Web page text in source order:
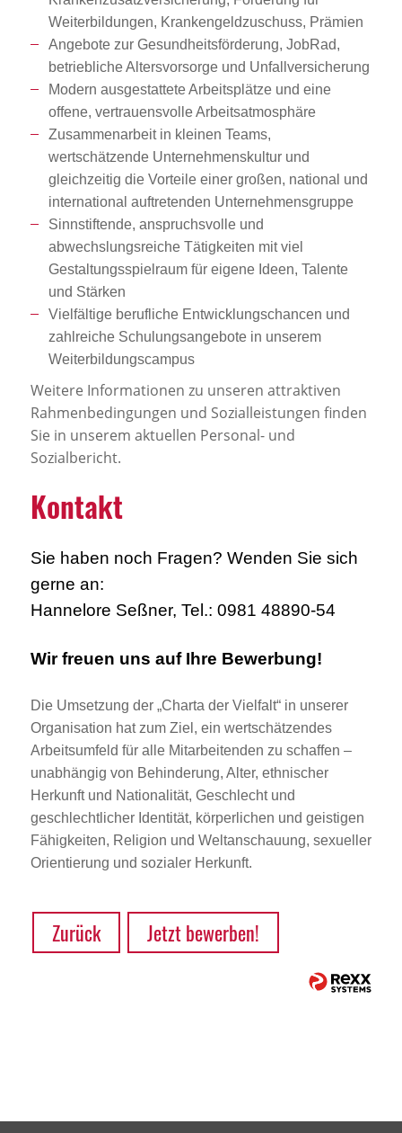
Weiterbildungen, Krankengeldzuschuss, Prämien
Angebote zur Gesundheitsförderung, JobRad,
betriebliche Altersvorsorge und Unfallversicherung
Modern ausgestattete Arbeitsplätze und eine
offene, vertrauensvolle Arbeitsatmosphäre
Zusammenarbeit in kleinen Teams,
wertschätzende Unternehmenskultur und
gleichzeitig die Vorteile einer großen, national und
international auftretenden Unternehmensgruppe
Sinnstiftende, anspruchsvolle und
abwechslungsreiche Tätigkeiten mit viel
Gestaltungsspielraum für eigene Ideen, Talente
und Stärken
Vielfältige berufliche Entwicklungschancen und
zahlreiche Schulungsangebote in unserem
Weiterbildungscampus
Weitere Informationen zu unseren attraktiven
Rahmenbedingungen und Sozialleistungen finden
Sie in unserem aktuellen Personal- und
Sozialbericht.
Kontakt
Sie haben noch Fragen? Wenden Sie sich
gerne an:
Hannelore Seßner, Tel.: 0981 48890-54
Wir freuen uns auf Ihre Bewerbung!
Die Umsetzung der „Charta der Vielfalt“ in unserer
Organisation hat zum Ziel, ein wertschätzendes
Arbeitsumfeld für alle Mitarbeitenden zu schaffen –
unabhängig von Behinderung, Alter, ethnischer
Herkunft und Nationalität, Geschlecht und
geschlechtlicher Identität, körperlichen und geistigen
Fähigkeiten, Religion und Weltanschauung, sexueller
Orientierung und sozialer Herkunft.
Zurück Jetzt bewerben!